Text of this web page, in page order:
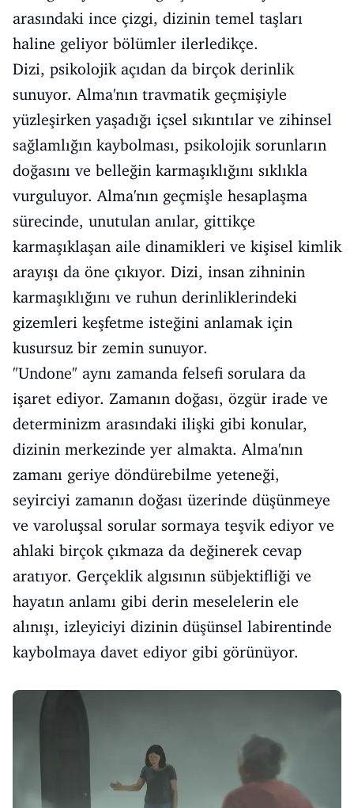
arasındaki ince çizgi, dizinin temel taşları
haline geliyor bölümler ilerledikçe.
Dizi, psikolojik açıdan da birçok derinlik
sunuyor. Alma'nın travmatik geçmişiyle
yüzleşirken yaşadığı içsel sıkıntılar ve zihinsel
sağlamlığın kaybolması, psikolojik sorunların
doğasını ve belleğin karmaşıklığını sıklıkla
vurguluyor. Alma'nın geçmişle hesaplaşma
sürecinde, unutulan anılar, gittikçe
karmaşıklaşan aile dinamikleri ve kişisel kimlik
arayışı da öne çıkıyor. Dizi, insan zihninin
karmaşıklığını ve ruhun derinliklerindeki
gizemleri keşfetme isteğini anlamak için
kusursuz bir zemin sunuyor.
"Undone" aynı zamanda felsefi sorulara da
işaret ediyor. Zamanın doğası, özgür irade ve
determinizm arasındaki ilişki gibi konular,
dizinin merkezinde yer almakta. Alma'nın
zamanı geriye döndürebilme yeteneği,
seyirciyi zamanın doğası üzerinde düşünmeye
ve varoluşsal sorular sormaya teşvik ediyor ve
ahlaki birçok çıkmaza da değinerek cevap
aratıyor. Gerçeklik algısının sübjektifliği ve
hayatın anlamı gibi derin meselelerin ele
alınışı, izleyiciyi dizinin düşünsel labirentinde
kaybolmaya davet ediyor gibi görünüyor.